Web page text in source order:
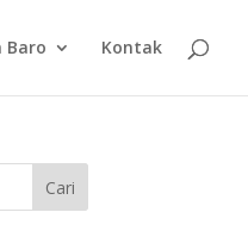
Baro Kontak
Cari